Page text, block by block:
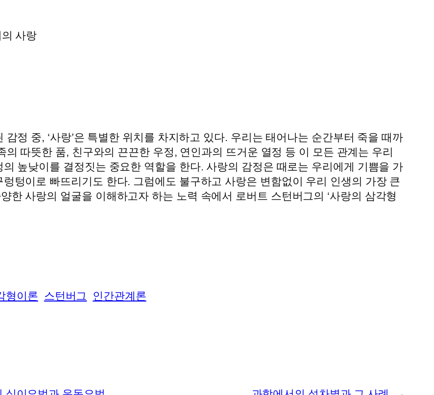
사랑
정 중, ‘사랑’은 특별한 위치를 차지하고 있다. 우리는 태어나는 순간부터 죽을 때까
따뜻한 품, 친구와의 끈끈한 우정, 연인과의 뜨거운 열정 등 이 모든 관계는 우리
높낮이를 결정짓는 중요한 역할을 한다. 사랑의 감정은 때로는 우리에게 기쁨을 가
텅이로 빠뜨리기도 한다. 그럼에도 불구하고 사랑은 변함없이 우리 인생의 가장 큰
한 사랑의 얼굴을 이해하고자 하는 노력 속에서 로버트 스턴버그의 ‘사랑의 삼각형
형이론 스턴버그 인간관계론